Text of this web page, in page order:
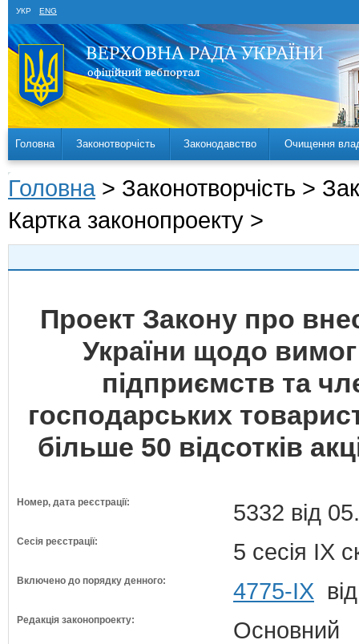
УКР ENG
Головна Законотворчість Законодавство Очищення
Головна > Законотворчість >
Картка законопроекту >
Проект Закону про
України щодо
підприємств та
господарських
більше 50 відсотків
Номер, дата реєстрації: 5332 від
Сесія реєстрації: 5 сесія IX
Включено до порядку денного: 4775-IX
Редакція законопроекту: Основний